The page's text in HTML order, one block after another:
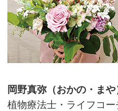
岡野真弥（おかの・まや
植物療法士・ライフコ